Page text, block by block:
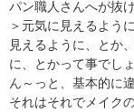
パン職人さんへが抜
＞元気に見えるよう
見えるように、とか
に、とかって事でし
ん～っと、基本的に
それはそれでメイク